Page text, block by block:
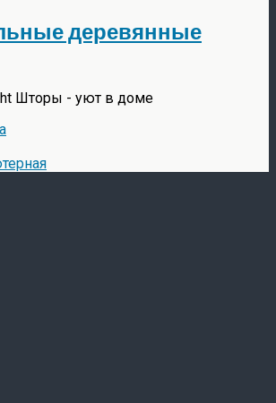
деревянные
Шторы - уют в доме